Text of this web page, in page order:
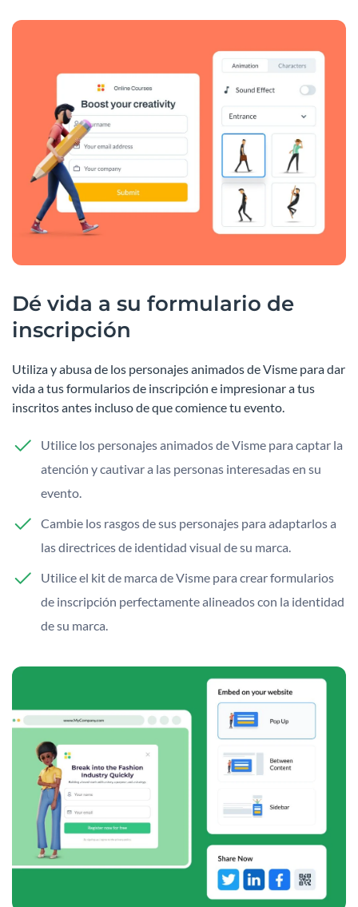
Dé vida a su formulario de
inscripción
Utiliza y abusa de los personajes animados de Visme para dar
vida a tus formularios de inscripción e impresionar a tus
inscritos antes incluso de que comience tu evento.
Utilice los personajes animados de Visme para captar la
atención y cautivar a las personas interesadas en su
evento.
Cambie los rasgos de sus personajes para adaptarlos a
las directrices de identidad visual de su marca.
Utilice el kit de marca de Visme para crear formularios
de inscripción perfectamente alineados con la identidad
de su marca.